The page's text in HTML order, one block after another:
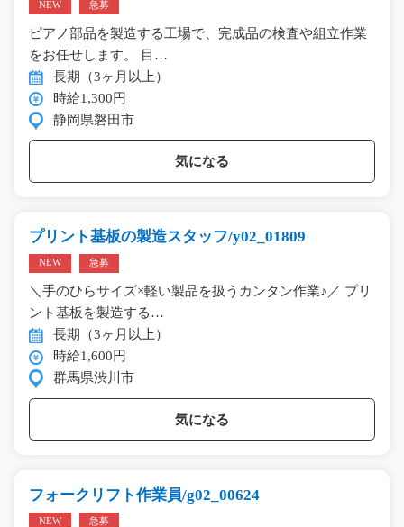
NEW 急募
ピアノ部品を製造する工場で、完成品の検査や組立作業
をお任せします。 目…
長期（3ヶ月以上）
時給1,300円
静岡県磐田市
気になる
プリント基板の製造スタッフ/y02_01809
NEW 急募
＼手のひらサイズ×軽い製品を扱うカンタン作業♪／ プリ
ント基板を製造する…
長期（3ヶ月以上）
時給1,600円
群馬県渋川市
気になる
フォークリフト作業員/g02_00624
NEW 急募